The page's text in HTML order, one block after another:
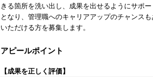
きる箇所を洗い出し、成果を出せるようにサポ
となり、管理職へのキャリアアップのチャンス
いただける方を募集します。
アピールポイント
【成果を正しく評価】